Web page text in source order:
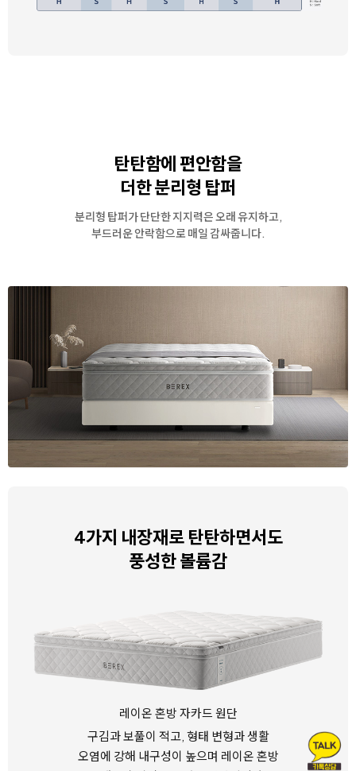
탄탄함에 편안함을
더한분리형 탑퍼
분리형 탑퍼가 단단한 지지력은 오래 유지하고,
부드러운 안락함으로 매일 감싸줍니다.
4가지 내장재로 탄탄하면서도
풍성한 볼륨감
레이온 혼방 자카드 원단
구김과 보풀이 적고, 형태 변형과생활
오염에 강해 내구성이 높으며 레이온 혼방